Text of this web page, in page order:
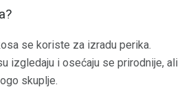
se koriste za izradu perika.
izgledaju i osećaju se prirodnije, ali
skuplje.